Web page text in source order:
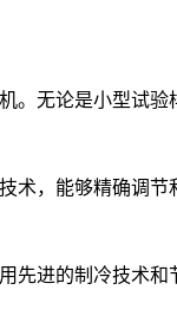
无论是小型试
，能够精确调
进的制冷技术